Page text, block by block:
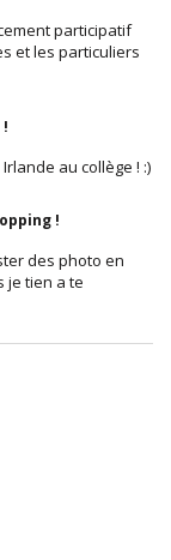
participatif
et les particuliers
au collège ! :)
!
des photo en
je tien a te